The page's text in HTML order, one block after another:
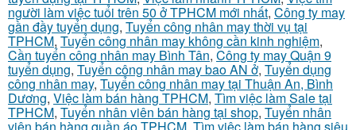
người làm việc tuổi trên 50 ở TPHCM mới nhất, Công ty may
gần đầy tuyển dụng, Tuyển công nhân may thời vụ tại
TPHCM, Tuyển công nhân may không cần kinh nghiệm,
Cần tuyển công nhân may Bình Tân, Công ty may Quận 9
tuyển dụng, Tuyển công nhân may bao AN ở, Tuyển dụng
công nhân may, Tuyển công nhân may tại Thuận An, Bình
Dương, Việc làm bán hàng TPHCM, Tìm việc làm Sale tại
TPHCM, Tuyển nhân viên bán hàng tại shop, Tuyển nhân
viên bán hàng quần áo TPHCM, Tìm việc làm bán hàng siêu